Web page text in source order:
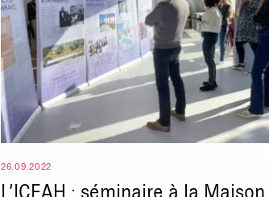
TAPER ENTRER POUR
26.09.2022
L’ICEAH : séminaire à la Maison